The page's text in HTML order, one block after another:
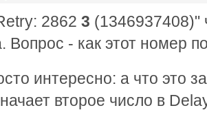
2862 3 (1346937408)"
Вопрос - как этот номер
интересно: а что это
второе число в